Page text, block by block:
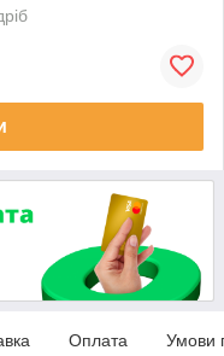
Оплата Умови